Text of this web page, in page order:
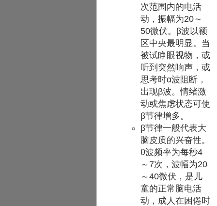
次范围内的电活
动，振幅为20～
50微伏。β波以额
区中央最明显。当
被试睁眼视物，或
听到突然响声，或
思考时α波阻断，
出现β波。情绪激
动或焦虑状态可使
β节律增多。
β节律一般代表大
脑皮质的兴奋性。
θ波频率为每秒4
～7次，波幅为20
～40微伏，是儿
童的正常脑电活
动，成人在困倦时